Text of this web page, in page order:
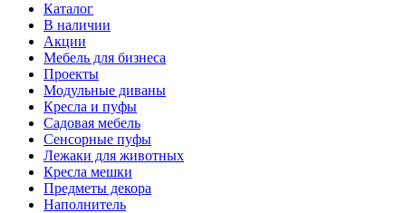
Каталог
В наличии
Акции
Мебель для бизнеса
Проекты
Модульные диваны
Кресла и пуфы
Садовая мебель
Сенсорные пуфы
Лежаки для животных
Кресла мешки
Предметы декора
Наполнитель